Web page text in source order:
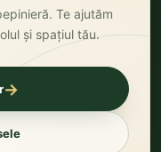
Te ajutăm
și spațiul tău.
→